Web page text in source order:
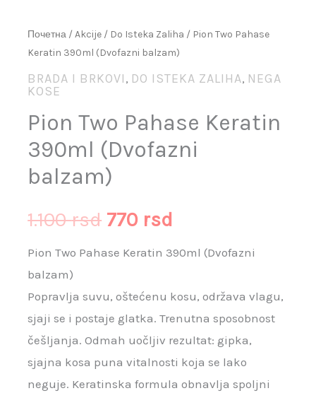
Почетна /Akcije / Do Isteka Zaliha / Pion Two Pahase
Keratin 390ml (Dvofazni balzam)
BRADA I BRKOVI , DO ISTEKA ZALIHA, NEGA
KOSE
Pion Two Pahase Keratin
390ml (Dvofazni
balzam)
1.100rsd 770 rsd
Pion Two Pahase Keratin 390ml (Dvofazni
balzam)
Popravlja suvu, oštećenu kosu, održava vlagu,
sjaji se i postaje glatka. Trenutna sposobnost
češljanja. Odmah uočljiv rezultat: gipka,
sjajna kosa puna vitalnosti koja se lako
neguje. Keratinska formula obnavlja spoljni